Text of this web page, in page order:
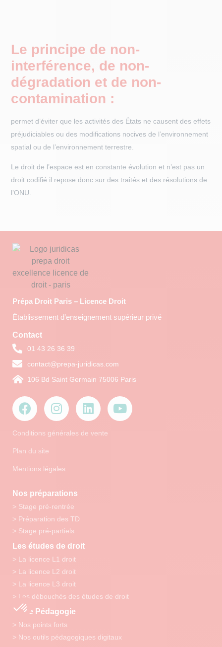
Le principe de non-
interférence, de non-
dégradation et de non-
contamination :
permet d’éviter que les activités des États ne causent des effets
préjudiciables ou des modifications nocives de l’environnement
spatial ou de l’environnement terrestre.
Le droit de l’espace est en constante évolution et n’est pas un
droit codifié il repose donc sur des traités et des résolutions de
l’ONU.
Prépa Droit Paris – Licence Droit
Établissement d’enseignement supérieur privé
Contact
01 43 26 36 39
contact@prepa-juridicas.com
106 Bd Saint Germain 75006 Paris
Conditions générales de vente
Plan du site
Mentions légales
Nos préparations
> Stage pré-rentrée
> Préparation des TD
> Stage pré-partiels
Les études de droit
> La licence L1 droit
> La licence L2 droit
> La licence L3 droit
> Les débouchés des études de droit
Notre Pédagogie
> Nos points forts
> Nos outils pédagogiques digitaux